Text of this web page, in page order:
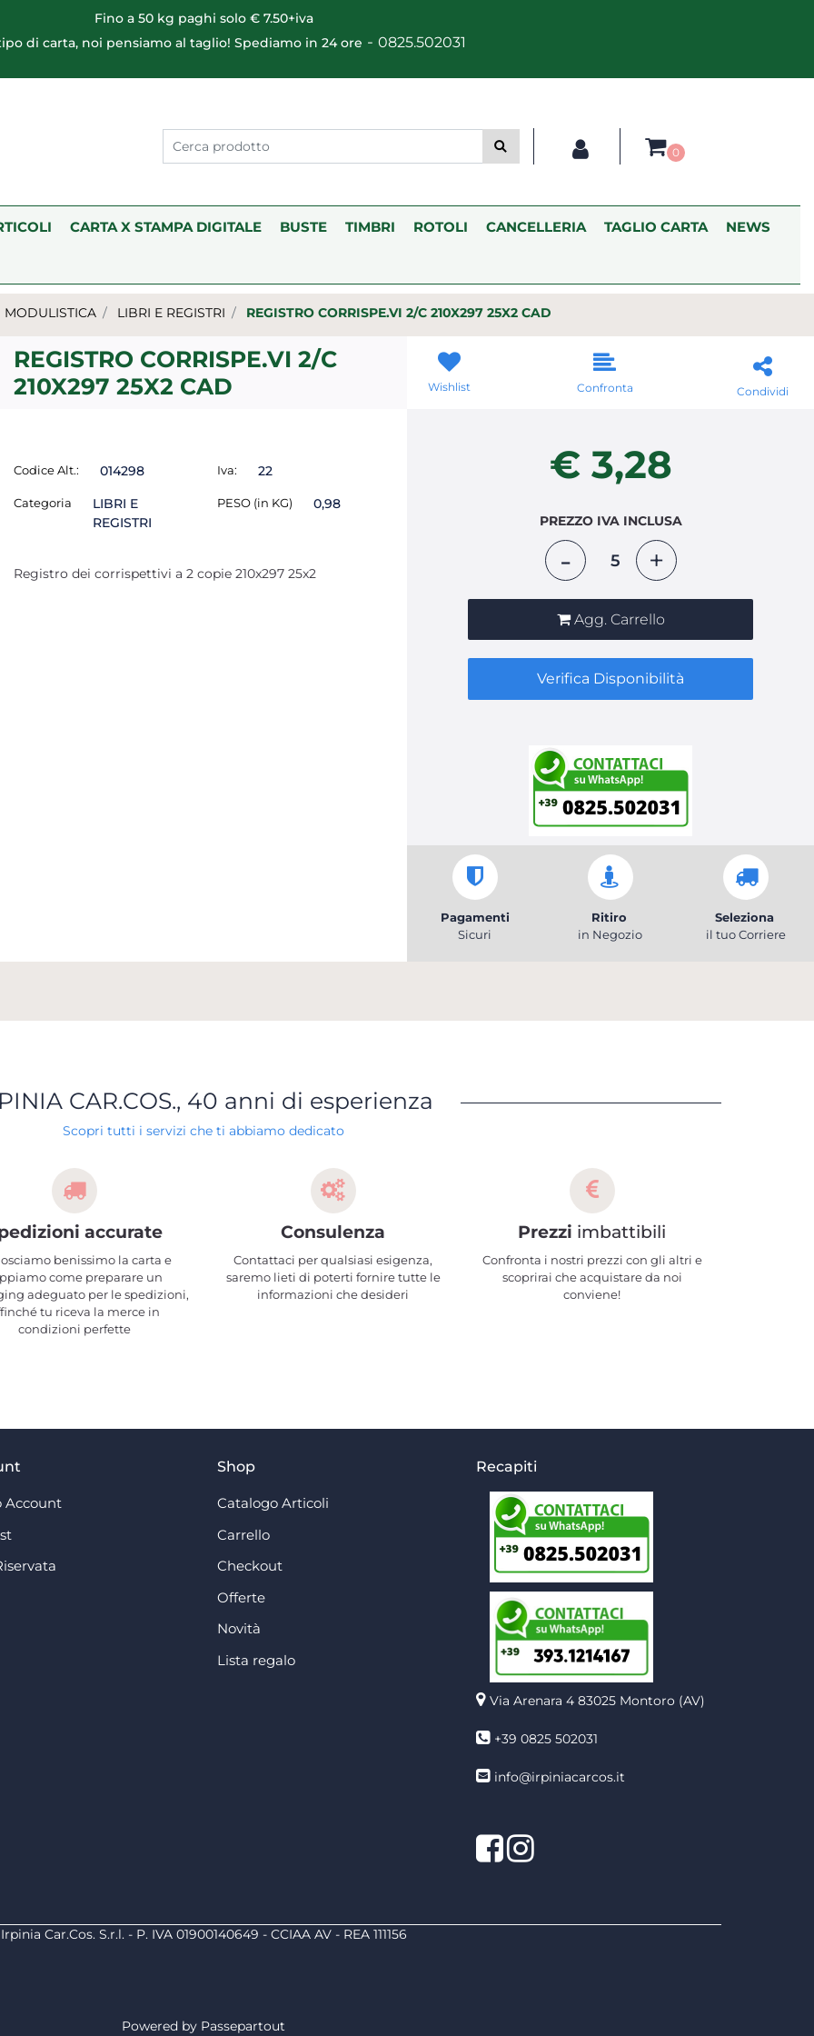
Fino a 50 kg paghi solo € 7.50+iva
di carta, noi pensiamo al taglio! Spediamo in 24 ore - 0825.502031
0
CARTA X STAMPA DIGITALE BUSTE TIMBRI ROTOLI CANCELLERIA TAGLIO CARTA NEWS
MODULISTICA LIBRI E REGISTRI REGISTRO CORRISPE.VI 2/C 210X297 25X2 CAD
REGISTRO CORRISPE.VI 2/C
210X297 25X2 CAD
Codice Alt.: 014298
Categoria
LIBRI E
REGISTRI
Iva: 22
PESO (in KG) 0,98
Registro dei corrispettivi a 2 copie 210x297 25x2
Wishlist Confronta Condividi
€ 3,28
PREZZO IVA INCLUSA
Agg. Carrello
Verifica Disponibilità
Pagamenti
Sicuri
Ritiro
in Negozio
Seleziona
il tuo Corriere
CAR.COS., 40 anni di esperienza
Scopri tutti i servizi che ti abbiamo dedicato
accurate
benissimo la carta e
come preparare un
adeguato per le spedizioni,
tu riceva la merce in
condizioni perfette
Consulenza
Contattaci per qualsiasi esigenza,
saremo lieti di poterti fornire tutte le
informazioni che desideri
Prezzi imbattibili
Confronta i nostri prezzi con gli altri e
scoprirai che acquistare da noi
conviene!
Account
Shop
Catalogo Articoli
Carrello
Checkout
Offerte
Novità
Lista regalo
Recapiti
Via Arenara 4 83025 Montoro (AV)
+39 0825 502031
info@irpiniacarcos.it
FacebookInstagram
Irpinia Car.Cos. S.r.l. - P. IVA 01900140649 - CCIAA AV - REA 111156
Powered by Passepartout